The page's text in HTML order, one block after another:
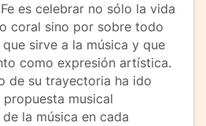
es celebrar no sólo la vida
coral sino por sobre todo
sirve a la música y que
como expresión artística.
de su trayectoria ha ido
musical
la música en cada